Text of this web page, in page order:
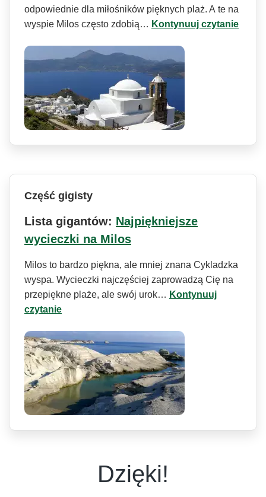
odpowiednie dla miłośników pięknych plaż. A te na
wyspie Milos często zdobią… Kontynuuj czytanie
Część gigisty
Lista gigantów: Najpiękniejsze
wycieczki na Milos
Milos to bardzo piękna, ale mniej znana Cykladzka
wyspa. Wycieczki najczęściej zaprowadzą Cię na
przepiękne plaże, ale swój urok… Kontynuuj
czytanie
Dzięki!